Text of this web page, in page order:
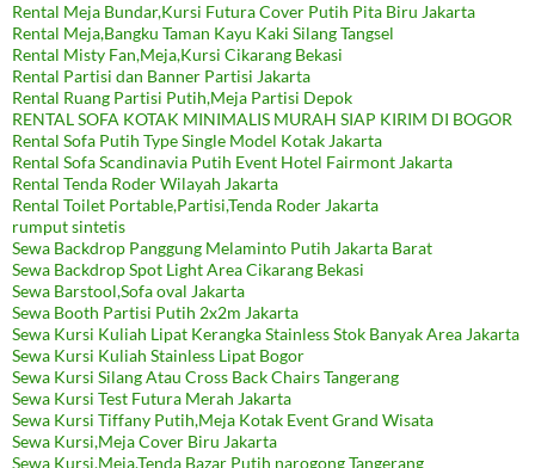
Rental Meja Bundar,Kursi Futura Cover Putih Pita Biru Jakarta
Rental Meja,Bangku Taman Kayu Kaki Silang Tangsel
Rental Misty Fan,Meja,Kursi Cikarang Bekasi
Rental Partisi dan Banner Partisi Jakarta
Rental Ruang Partisi Putih,Meja Partisi Depok
RENTAL SOFA KOTAK MINIMALIS MURAH SIAP KIRIM DI BOGOR
Rental Sofa Putih Type Single Model Kotak Jakarta
Rental Sofa Scandinavia Putih Event Hotel Fairmont Jakarta
Rental Tenda Roder Wilayah Jakarta
Rental Toilet Portable,Partisi,Tenda Roder Jakarta
rumput sintetis
Sewa Backdrop Panggung Melaminto Putih Jakarta Barat
Sewa Backdrop Spot Light Area Cikarang Bekasi
Sewa Barstool,Sofa oval Jakarta
Sewa Booth Partisi Putih 2x2m Jakarta
Sewa Kursi Kuliah Lipat Kerangka Stainless Stok Banyak Area Jakarta
Sewa Kursi Kuliah Stainless Lipat Bogor
Sewa Kursi Silang Atau Cross Back Chairs Tangerang
Sewa Kursi Test Futura Merah Jakarta
Sewa Kursi Tiffany Putih,Meja Kotak Event Grand Wisata
Sewa Kursi,Meja Cover Biru Jakarta
Sewa Kursi,Meja,Tenda Bazar Putih narogong Tangerang